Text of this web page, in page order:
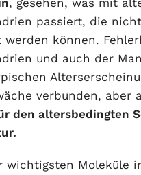
passiert, die
werden können.
und auch der
verbunden, aber
den altersbedingten
wichtigsten Moleküle